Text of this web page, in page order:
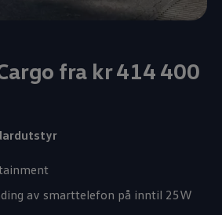
fra kr 414 400
av smarttelefon på inntil 25W